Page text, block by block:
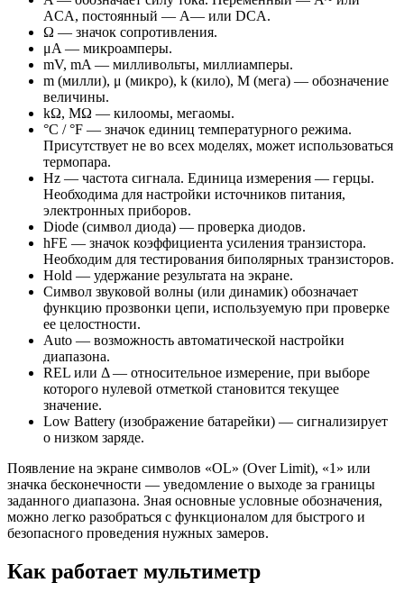
ACA, постоянный — A— или DCA.
Ω — значок сопротивления.
μA — микроамперы.
mV, mA — милливольты, миллиамперы.
m (милли), μ (микро), k (кило), M (мега) — обозначение
величины.
kΩ, MΩ — килоомы, мегаомы.
°C / °F — значок единиц температурного режима.
Присутствует не во всех моделях, может использоваться
термопара.
Hz — частота сигнала. Единица измерения — герцы.
Необходима для настройки источников питания,
электронных приборов.
Diode (символ диода) — проверка диодов.
hFE — значок коэффициента усиления транзистора.
Необходим для тестирования биполярных транзисторов.
Hold — удержание результата на экране.
Символ звуковой волны (или динамик) обозначает
функцию прозвонки цепи, используемую при проверке
ее целостности.
Auto — возможность автоматической настройки
диапазона.
REL или Δ — относительное измерение, при выборе
которого нулевой отметкой становится текущее
значение.
Low Battery (изображение батарейки) — сигнализирует
о низком заряде.
Появление на экране символов «OL» (Over Limit), «1» или
значка бесконечности — уведомление о выходе за границы
заданного диапазона. Зная основные условные обозначения,
можно легко разобраться с функционалом для быстрого и
безопасного проведения нужных замеров.
Как работает мультиметр